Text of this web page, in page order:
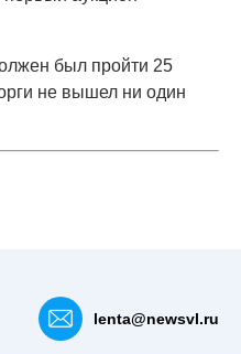
был пройти 25
не вышел ни один
lenta@newsvl.ru